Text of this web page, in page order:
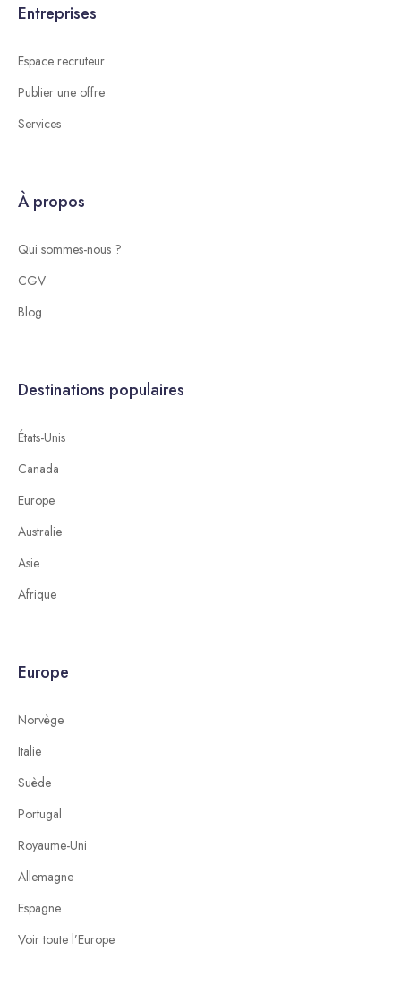
Entreprises
Espace recruteur
Publier une offre
Services
À propos
Qui sommes-nous ?
CGV
Blog
Destinations populaires
États-Unis
Canada
Europe
Australie
Asie
Afrique
Europe
Norvège
Italie
Suède
Portugal
Royaume-Uni
Allemagne
Espagne
Voir toute l’Europe